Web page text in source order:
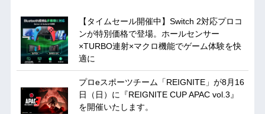
【タイムセール開催中】Switch 2対応プロコ
ンが特別価格で登場。ホールセンサー
×TURBO連射×マクロ機能でゲーム体験を快
適に
プロeスポーツチーム「REIGNITE」が8月16
日（日）に『REIGNITE CUP APAC vol.3』
を開催いたします。